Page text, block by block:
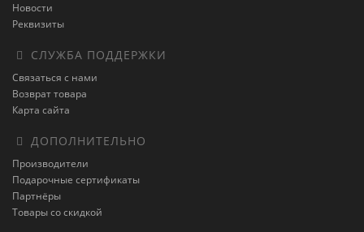
Новости
Реквизиты
СЛУЖБА ПОДДЕРЖКИ
Связаться с нами
Возврат товара
Карта сайта
ДОПОЛНИТЕЛЬНО
Производители
Подарочные сертификаты
Партнёры
Товары со скидкой